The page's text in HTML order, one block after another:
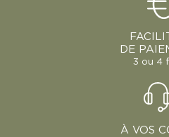
DE
3 ou 4
À VOS